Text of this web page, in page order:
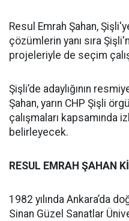
Resul Emrah Şahan,
çözümlerin yanı sıra
projeleriyle de seçim
Şişli’de adaylığının
Şahan, yarın CHP Şişli
çalışmaları kapsamında
belirleyecek.
RESUL EMRAH ŞAHAN
1982 yılında Ankara’da
Sinan Güzel Sanatlar